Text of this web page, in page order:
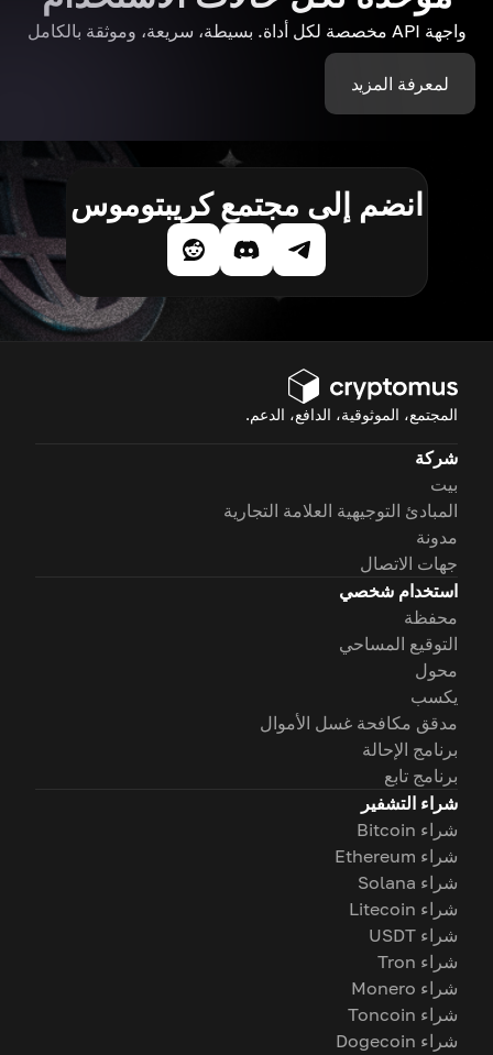
واجهة API مخصصة لكل أداة. بسيطة، سريعة، وموثقة بالكامل
لمعرفة المزيد
انضم إلى مجتمع كريبتوموس
المجتمع، الموثوقية، الدافع، الدعم.
شركة
بيت
المبادئ التوجيهية العلامة التجارية
مدونة
جهات الاتصال
استخدام شخصي
محفظة
التوقيع المساحي
محول
يكسب
مدقق مكافحة غسل الأموال
برنامج الإحالة
برنامج تابع
شراء التشفير
شراء Bitcoin
شراء Ethereum
شراء Solana
شراء Litecoin
شراء USDT
شراء Tron
شراء Monero
شراء Toncoin
شراء Dogecoin